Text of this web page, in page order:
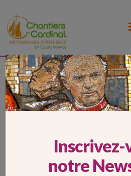
Chantiers
du
Cardinal
Carrousel Mobile_KTO 47
CARROUSEL
Inscrivez-
notre